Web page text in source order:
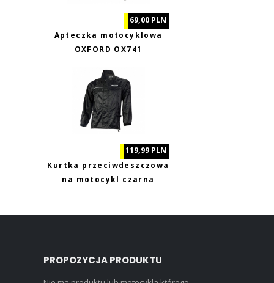
69,00 PLN
Apteczka motocyklowa
OXFORD OX741
119,99 PLN
Kurtka przeciwdeszczowa
na motocykl czarna
PROPOZYCJA PRODUKTU